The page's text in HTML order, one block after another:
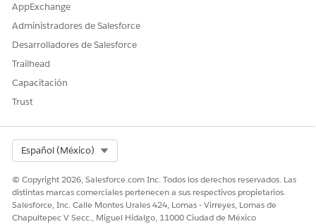
¡Háganos saber cómo podemos mejorar!
AppExchange
Administradores de Salesforce
Desarrolladores de Salesforce
Trailhead
Capacitación
Trust
Español (México)
© Copyright 2026, Salesforce.com Inc. Todos los derechos reservados. Las
distintas marcas comerciales pertenecen a sus respectivos propietarios.
Salesforce, Inc. Calle Montes Urales 424, Lomas - Virreyes, Lomas de
Chapultepec V Secc., Miguel Hidalgo, 11000 Ciudad de México